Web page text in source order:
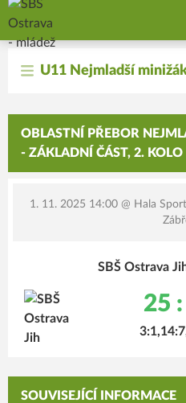
SBŠ Ostrava - mládež
U11 Nejmladší
OBLASTNÍ PŘEBOR
- ZÁKLADNÍ ČÁST, 2. KOLO
1. 11. 2025 14:00 @ Hala
SBŠ Ostrava
25
SOUVISEJÍCÍ INFORMACE